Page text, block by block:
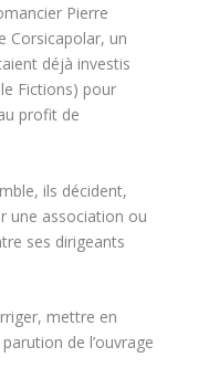
Pierre
Corsicapolar, un
déjà investis
Fictions) pour
profit de
ils décident,
une association ou
ses dirigeants
mettre en
de l’ouvrage